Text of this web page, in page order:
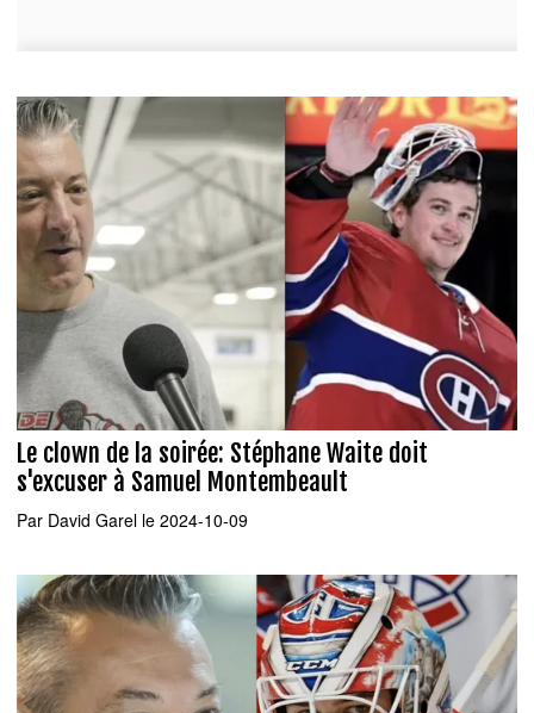
Le clown de la soirée: Stéphane Waite doit
s'excuser à Samuel Montembeault
Par David Garel le 2024-10-09